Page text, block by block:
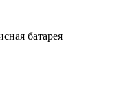
батарея